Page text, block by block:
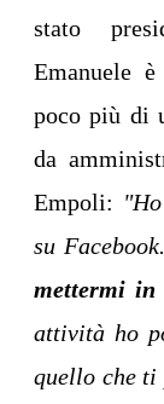
stato
Emanuele
poco più di
da
Empoli:
su
mettermi in
attività ho
quello che ti